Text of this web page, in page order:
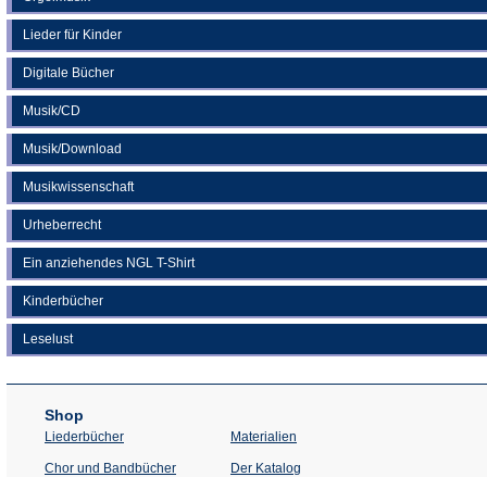
Lieder für Kinder
Digitale Bücher
Musik/CD
Musik/Download
Musikwissenschaft
Urheberrecht
Ein anziehendes NGL T-Shirt
Kinderbücher
Leselust
Shop
Liederbücher
Chor und Bandbücher
Materialien
Der Katalog